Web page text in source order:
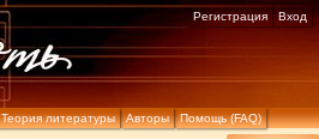
Теория литературы Авторы Помощь (FAQ)
Регистрация Вход